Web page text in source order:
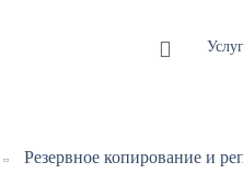
Резервное копирование и